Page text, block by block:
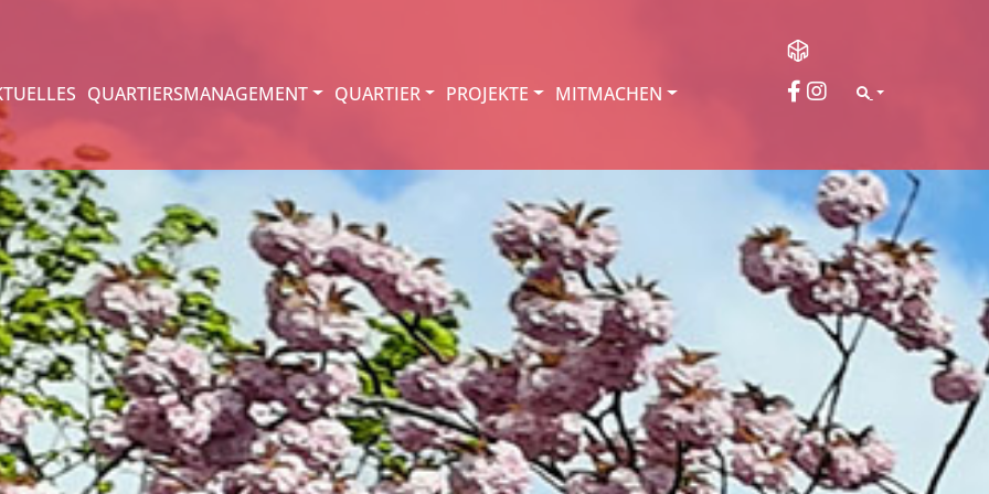
QUARTIERSMANAGEMENT QUARTIER PROJEKTE MITMACHEN SEARCH